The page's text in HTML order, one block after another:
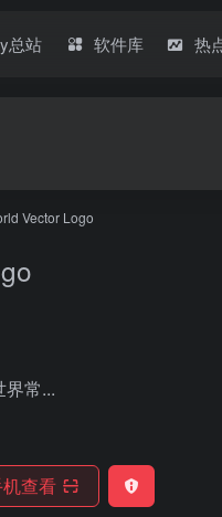
总站 软件库 热
Vector Logo
常...
查看